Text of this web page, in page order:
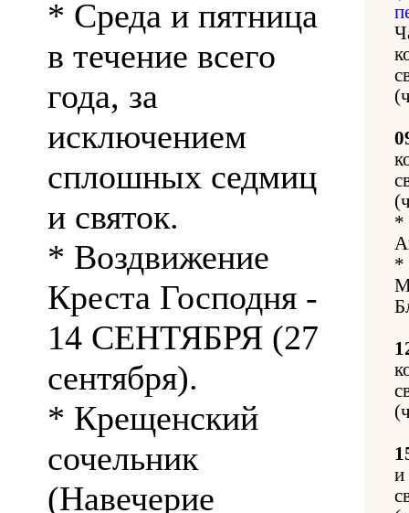
* Среда и пятница
в течение всего
года, за
исключением
сплошных седмиц
и святок.
* Воздвижение
Креста Господня -
14 СЕНТЯБРЯ (27
сентября).
* Крещенский
сочельник
(Навечерие
*
*
и